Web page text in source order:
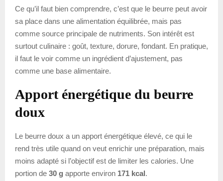
Ce qu’il faut bien comprendre, c’est que le beurre peut avoir
sa place dans une alimentation équilibrée, mais pas
comme source principale de nutriments. Son intérêt est
surtout culinaire : goût, texture, dorure, fondant. En pratique,
il faut le voir comme un ingrédient d’ajustement, pas
comme une base alimentaire.
Apport énergétique du beurre
doux
Le beurre doux a un apport énergétique élevé, ce qui le
rend très utile quand on veut enrichir une préparation, mais
moins adapté si l’objectif est de limiter les calories. Une
portion de 30 g apporte environ 171 kcal.